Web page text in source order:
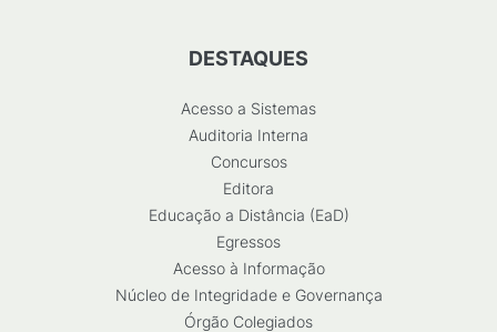
DESTAQUES
Acesso a Sistemas
Auditoria Interna
Concursos
Editora
Educação a Distância (EaD)
Egressos
Acesso à Informação
Núcleo de Integridade e Governança
Órgão Colegiados